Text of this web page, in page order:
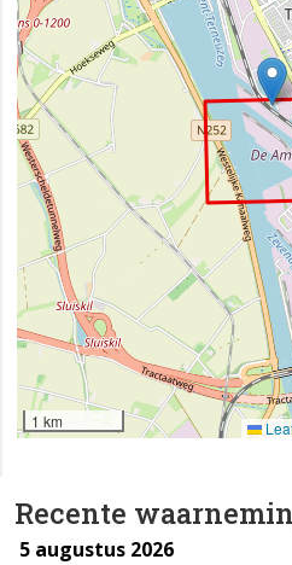
Recente
5 augustus 2026
1 km